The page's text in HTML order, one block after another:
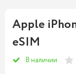
Apple
eSIM
В наличии